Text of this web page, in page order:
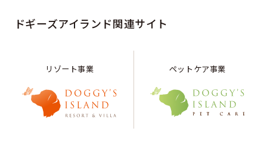
ドギーズアイランド関連サイト
リゾート事業 ペットケア事業